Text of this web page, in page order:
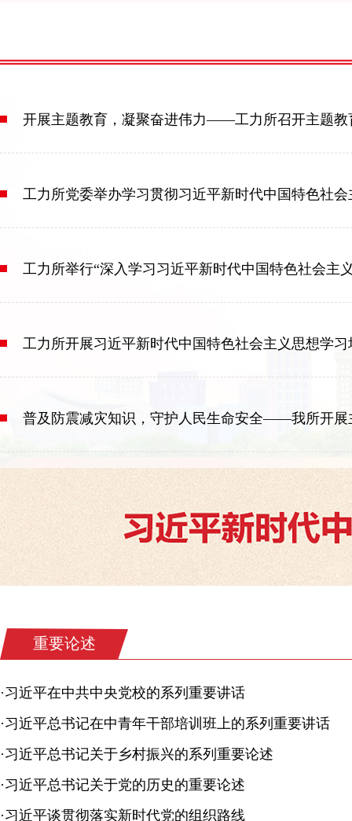
开展主题教育，凝聚奋进伟力——工力所召开主题教
工力所党委举办学习贯彻习近平新时代中国特色社
工力所举行“深入学习习近平新时代中国特色社会主
工力所开展习近平新时代中国特色社会主义思想学习
普及防震减灾知识，守护人民生命安全——我所开展
重要论述
·习近平在中共中央党校的系列重要讲话
·习近平总书记在中青年干部培训班上的系列重要讲话
·习近平总书记关于乡村振兴的系列重要论述
·习近平总书记关于党的历史的重要论述
·习近平谈贯彻落实新时代党的组织路线